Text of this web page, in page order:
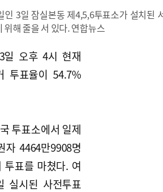
인 3일 잠실본동 제4,5,6투표소가 설치된
해 줄을 서 있다. 연합뉴스
일 오후 4시 현재
투표율이 54.7%
투표소에서 일제
자 4464만9908명
투표를 마쳤다. 여
실시된 사전투표